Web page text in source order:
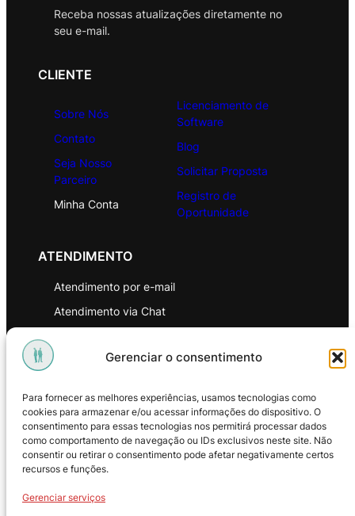
Gerenciar o consentimento
Para fornecer as melhores experiências, usamos tecnologias como
cookies para armazenar e/ou acessar informações do dispositivo. O
consentimento para essas tecnologias nos permitirá processar dados
como comportamento de navegação ou IDs exclusivos neste site. Não
consentir ou retirar o consentimento pode afetar negativamente certos
recursos e funções.
Gerenciar serviços
Receba nossas atualizações diretamente no
seu e-mail.
CLIENTE
Sobre Nós
Contato
Seja Nosso
Parceiro
Minha Conta
Licenciamento de
Software
Blog
Solicitar Proposta
Registro de
Oportunidade
ATENDIMENTO
Atendimento por e-mail
Atendimento via Chat
Política de Privacidade
Política de Troca e Devoluções
Política de Reembolso